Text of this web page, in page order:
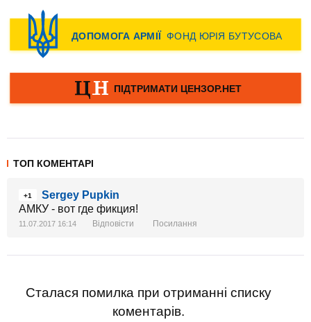
ТОП КОМЕНТАРІ
+1
Sergey Pupkin
АМКУ - вот где фикция!
11.07.2017 16:14 Відповісти Посилання
Сталася помилка при отриманні списку
коментарів.